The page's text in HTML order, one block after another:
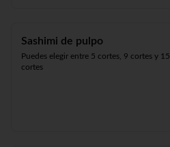
Sashimi de pulpo
Puedes elegir entre 5 cortes, 9 cortes y 15
cortes